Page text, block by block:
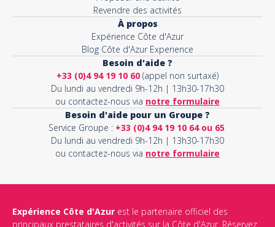
Revendre des activités
À propos
Expérience Côte d'Azur
Blog Côte d'Azur Experience
Besoin d'aide ?
+33 (0)4 94 19 10 60 (appel non surtaxé)
Du lundi au vendredi 9h-12h | 13h30-17h30
ou contactez-nous via notre formulaire
Besoin d'aide pour un Groupe ?
Service Groupe : +33 (0)4 94 19 10 64 ou 65
Du lundi au vendredi 9h-12h | 13h30-17h30
ou contactez-nous via notre formulaire
Expérience Côte d'Azur est le partenaire officiel des
principaux prestataires d'activités sur la Côte d'Azur. Réservez